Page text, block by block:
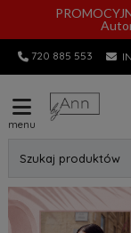
720 885 553
menu
Szukaj produktów